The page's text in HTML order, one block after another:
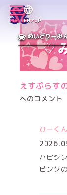
MENUEN／JP
めいどりーみ
えすぷらす
へのコメント
ひーく
ハピシ
ピンク